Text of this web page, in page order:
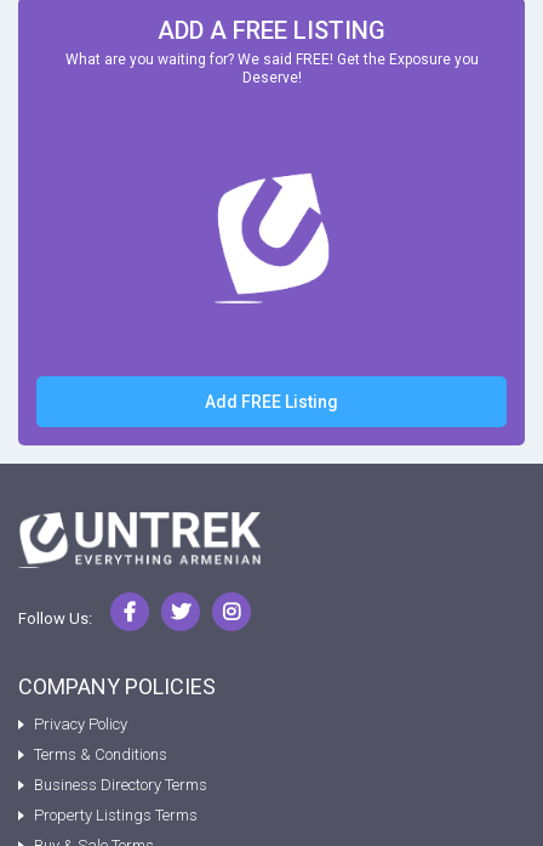
ADD A FREE LISTING
What are you waiting for? We said FREE! Get the Exposure you
Deserve!
Add FREE Listing
Follow Us:
COMPANY POLICIES
Privacy Policy
Terms & Conditions
Business Directory Terms
Property Listings Terms